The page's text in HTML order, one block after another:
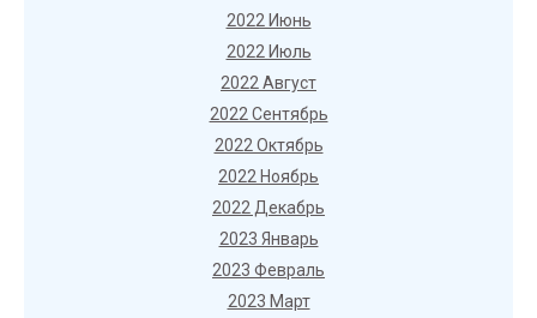
2022 Июнь
2022 Июль
2022 Август
2022 Сентябрь
2022 Октябрь
2022 Ноябрь
2022 Декабрь
2023 Январь
2023 Февраль
2023 Март